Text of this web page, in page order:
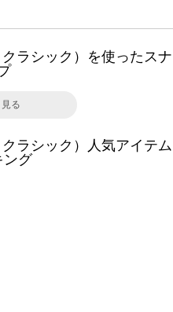
ラシック）を使ったスナ
る
ラシック）人気アイテム
ング